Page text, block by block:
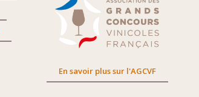
En savoir plus sur l'AGCVF